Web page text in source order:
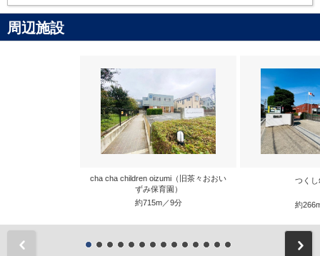
周辺施設
cha cha children oizumi（旧茶々おおい
ずみ保育園）
約715m／9分
つくし
約